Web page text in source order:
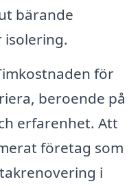
bärande
för
beroende på
erfarenhet. Att
företag som
i